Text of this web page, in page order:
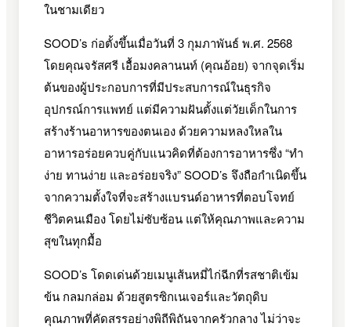
ในชามเดียว
SOOD’s ก่อตั้งขึ้นเมื่อวันที่ 3 กุมภาพันธ์ พ.ศ. 2568
โดยคุณจรัสศรี เอื้อมงคลานนท์ (คุณอ้อย) จากจุดเริ่ม
ต้นของผู้ประกอบการที่มีประสบการณ์ในธุรกิจ
อุปกรณ์การแพทย์ แต่มีความฝันตั้งแต่วัยเด็กในการ
สร้างร้านอาหารของตนเอง ด้วยความหลงใหลใน
อาหารอร่อยควบคู่กับแนวคิดที่ต้องการอาหารซึ่ง “ทำ
ง่าย ทานง่าย และอร่อยจริง” SOOD’s จึงถือกำเนิดขึ้น
จากความตั้งใจที่จะสร้างแบรนด์อาหารที่ตอบโจทย์
ชีวิตคนเมือง โดยไม่ซับซ้อน แต่ให้คุณภาพและความ
สุขในทุกมื้อ
SOOD’s โดดเด่นด้วยเมนูเส้นหมี่ไก่ฉีกที่รสชาติเข้ม
ข้น กลมกล่อม ด้วยสูตรซิกเนเจอร์และวัตถุดิบ
คุณภาพที่คัดสรรอย่างพิถีพิถันจากครัวกลาง ไม่ว่าจะ